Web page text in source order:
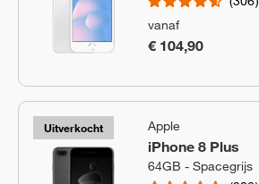
vanaf
€ 104,90
Uitverkocht Apple
iPhone 8 Plus
64GB - Spacegrijs